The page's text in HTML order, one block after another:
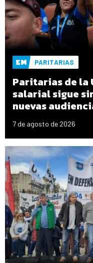
PARITARIAS
Paritarias de la
salarial sigue
nuevas
7 de agosto de 2026